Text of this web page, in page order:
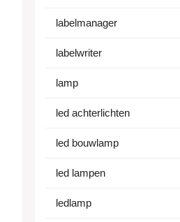
labelmanager
labelwriter
lamp
led achterlichten
led bouwlamp
led lampen
ledlamp